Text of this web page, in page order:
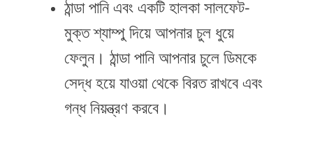
ঠান্ডা পানি এবং একটি হালকা সালফেট-
মুক্ত শ্যাম্পু দিয়ে আপনার চুল ধুয়ে
ফেলুন। ঠান্ডা পানি আপনার চুলে ডিমকে
সেদ্ধ হয়ে যাওয়া থেকে বিরত রাখবে এবং
গন্ধ নিয়ন্ত্রণ করবে।